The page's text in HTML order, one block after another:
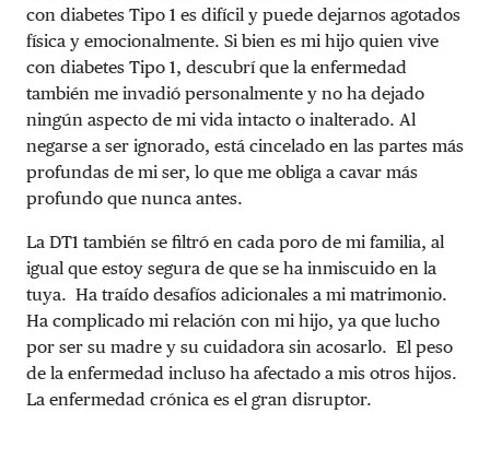
con diabetes Tipo 1 es difícil y puede dejarnos agotados
física y emocionalmente. Si bien es mi hijo quien vive
con diabetes Tipo 1, descubrí que la enfermedad
también me invadió personalmente y no ha dejado
ningún aspecto de mi vida intacto o inalterado. Al
negarse a ser ignorado, está cincelado en las partes más
profundas de mi ser, lo que me obliga a cavar más
profundo que nunca antes.
La DT1 también se filtró en cada poro de mi familia, al
igual que estoy segura de que se ha inmiscuido en la
tuya. Ha traído desafíos adicionales a mi matrimonio.
Ha complicado mi relación con mi hijo, ya que lucho
por ser su madre y su cuidadora sin acosarlo. El peso
de la enfermedad incluso ha afectado a mis otros hijos.
La enfermedad crónica es el gran disruptor.